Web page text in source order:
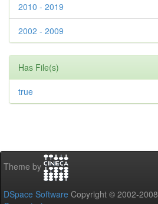
2010 - 2019
2002 - 2009
Has File(s)
true
Theme by
DSpace Software Copyright © 2002-2008